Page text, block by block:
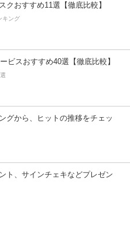
クおすすめ11選【徹底比較】
キング
ビスおすすめ40選【徹底比較】
グから、ヒットの推移をチェッ
ト、サインチェキなどプレゼン